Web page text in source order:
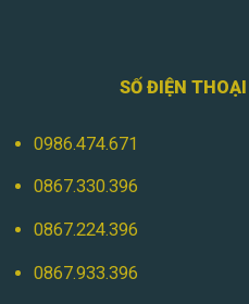
SỐ ĐIỆN
0986.474.671
0867.330.396
0867.224.396
0867.933.396